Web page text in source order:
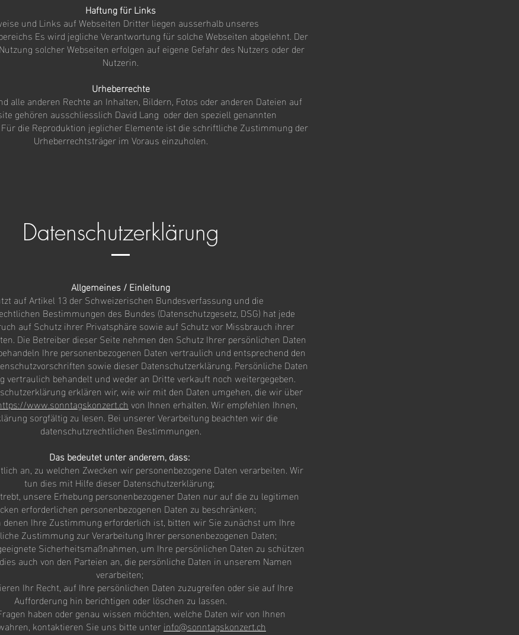
Haftung für Links
und Links auf Webseiten Dritter liegen ausserhalb unseres
Es wird jegliche Verantwortung für solche Webseiten abgelehnt. Der
solcher Webseiten erfolgen auf eigene Gefahr des Nutzers oder der
Nutzerin.
Urheberrechte
alle anderen Rechte an Inhalten, Bildern, Fotos oder anderen Dateien auf
gehören ausschliesslich David Lang oder den speziell genannten
die Reproduktion jeglicher Elemente ist die schriftliche Zustimmung der
Urheberrechtsträger im Voraus einzuholen.
Datenschutzerklärung
Allgemeines / Einleitung
auf Artikel 13 der Schweizerischen Bundesverfassung und die
Bestimmungen des Bundes (Datenschutzgesetz, DSG) hat jede
auf Schutz ihrer Privatsphäre sowie auf Schutz vor Missbrauch ihrer
Die Betreiber dieser Seite nehmen den Schutz Ihrer persönlichen Daten
Ihre personenbezogenen Daten vertraulich und entsprechend den
sowie dieser Datenschutzerklärung. Persönliche Daten
vertraulich behandelt und weder an Dritte verkauft noch weitergegeben.
erklären wir, wie wir mit den Daten umgehen, die wir über
www.sonntagskonzert.ch von Ihnen erhalten. Wir empfehlen Ihnen,
sorgfältig zu lesen. Bei unserer Verarbeitung beachten wir die
datenschutzrechtlichen Bestimmungen.
Das bedeutet unter anderem, dass:
an, zu welchen Zwecken wir personenbezogene Daten verarbeiten. Wir
tun dies mit Hilfe dieser Datenschutzerklärung;
unsere Erhebung personenbezogener Daten nur auf die zu legitimen
erforderlichen personenbezogenen Daten zu beschränken;
Ihre Zustimmung erforderlich ist, bitten wir Sie zunächst um Ihre
Zustimmung zur Verarbeitung Ihrer personenbezogenen Daten;
Sicherheitsmaßnahmen, um Ihre persönlichen Daten zu schützen
auch von den Parteien an, die persönliche Daten in unserem Namen
verarbeiten;
Ihr Recht, auf Ihre persönlichen Daten zuzugreifen oder sie auf Ihre
Aufforderung hin berichtigen oder löschen zu lassen.
haben oder genau wissen möchten, welche Daten wir von Ihnen
kontaktieren Sie uns bitte unterinfo@sonntagskonzert.ch